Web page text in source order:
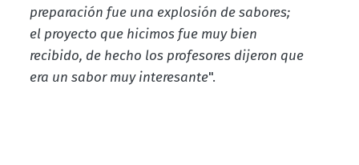
preparación fue una explosión de sabores;
el proyecto que hicimos fue muy bien
recibido, de hecho los profesores dijeron que
era un sabor muy interesante".